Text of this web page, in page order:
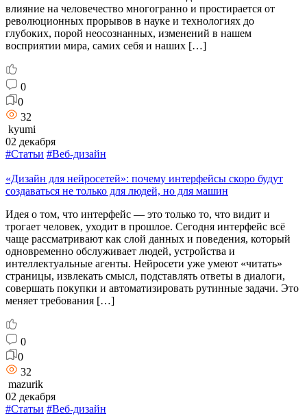
влияние на человечество многогранно и простирается от
революционных прорывов в науке и технологиях до
глубоких, порой неосознанных, изменений в нашем
восприятии мира, самих себя и наших […]
0
0
32
kyumi
02 декабря
#Статьи #Веб-дизайн
«Дизайн для нейросетей»: почему интерфейсы скоро будут
создаваться не только для людей, но для машин
Идея о том, что интерфейс — это только то, что видит и
трогает человек, уходит в прошлое. Сегодня интерфейс всё
чаще рассматривают как слой данных и поведения, который
одновременно обслуживает людей, устройства и
интеллектуальные агенты. Нейросети уже умеют «читать»
страницы, извлекать смысл, подставлять ответы в диалоги,
совершать покупки и автоматизировать рутинные задачи. Это
меняет требования […]
0
0
32
mazurik
02 декабря
#Статьи #Веб-дизайн